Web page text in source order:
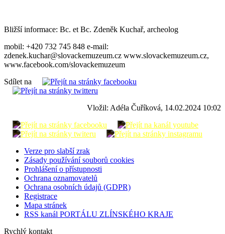
Bližší informace: Bc. et Bc. Zdeněk Kuchař, archeolog
mobil: +420 732 745 848 e-mail:
zdenek.kuchar@slovackemuzeum.cz www.slovackemuzeum.cz,
www.facebook.com/slovackemuzeum
Sdílet na
Vložil: Adéla Čuříková, 14.02.2024 10:02
Verze pro slabší zrak
Zásady používání souborů cookies
Prohlášení o přístupnosti
Ochrana oznamovatelů
Ochrana osobních údajů (GDPR)
Registrace
Mapa stránek
RSS kanál PORTÁLU ZLÍNSKÉHO KRAJE
Rychlý kontakt